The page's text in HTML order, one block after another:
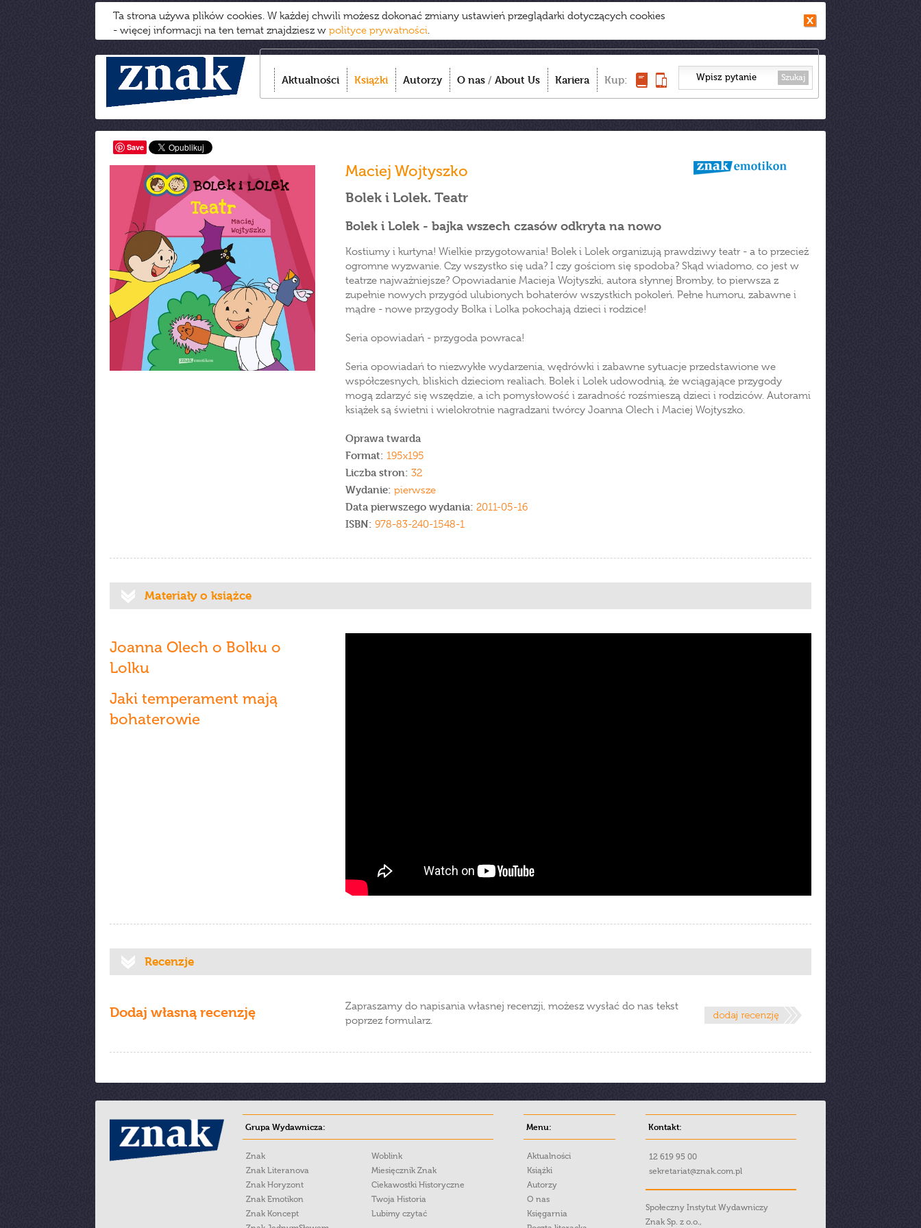
Ta strona używa plików cookies. W każdej chwili możesz dokonać zmiany ustawień przeglądarki dotyczących cookies
- więcej informacji na ten temat znajdziesz w polityce prywatności.
Aktualności Książki Autorzy O nas / About Us Kariera Kup: Szukaj
Save
Maciej Wojtyszko
Bolek i Lolek. Teatr
Bolek i Lolek - bajka wszech czasów odkryta na nowo
Kostiumy i kurtyna! Wielkie przygotowania! Bolek i Lolek organizują prawdziwy teatr - a to przecież
ogromne wyzwanie. Czy wszystko się uda? I czy gościom się spodoba? Skąd wiadomo, co jest w
teatrze najważniejsze? Opowiadanie Macieja Wojtyszki, autora słynnej Bromby, to pierwsza z
zupełnie nowych przygód ulubionych bohaterów wszystkich pokoleń. Pełne humoru, zabawne i
mądre - nowe przygody Bolka i Lolka pokochają dzieci i rodzice!
Seria opowiadań - przygoda powraca!
Seria opowiadań to niezwykłe wydarzenia, wędrówki i zabawne sytuacje przedstawione we
współczesnych, bliskich dzieciom realiach. Bolek i Lolek udowodnią, że wciągające przygody
mogą zdarzyć się wszędzie, a ich pomysłowość i zaradność rozśmieszą dzieci i rodziców. Autorami
książek są świetni i wielokrotnie nagradzani twórcy Joanna Olech i Maciej Wojtyszko.
Oprawa twarda
Format: 195x195
Liczba stron: 32
Wydanie: pierwsze
Data pierwszego wydania: 2011-05-16
ISBN: 978-83-240-1548-1
Materiały o książce
Joanna Olech o Bolku o
Lolku
Jaki temperament mają
bohaterowie
Recenzje
Dodaj własną recenzję
Zapraszamy do napisania własnej recenzji, możesz wysłać do nas tekst
poprzez formularz.
Grupa Wydawnicza:
Znak
Znak Literanova
Znak Horyzont
Znak Emotikon
Znak Koncept
Woblink
Miesięcznik Znak
Ciekawostki Historyczne
Twoja Historia
Lubimy czytać
Menu:
Aktualności
Książki
Autorzy
O nas
Księgarnia
Kontakt:
12 619 95 00
sekretariat@znak.com.pl
Społeczny Instytut Wydawniczy
Znak Sp. z o.o.,